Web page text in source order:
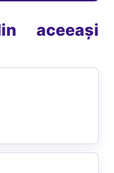
aceeași